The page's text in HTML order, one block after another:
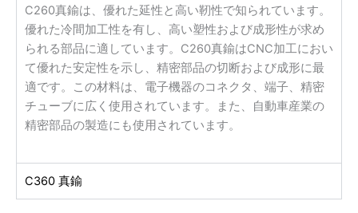
C260真鍮は、優れた延性と高い靭性で知られています。
優れた冷間加工性を有し、高い塑性および成形性が求め
られる部品に適しています。C260真鍮はCNC加工におい
て優れた安定性を示し、精密部品の切断および成形に最
適です。この材料は、電子機器のコネクタ、端子、精密
チューブに広く使用されています。また、自動車産業の
精密部品の製造にも使用されています。
C360 真鍮